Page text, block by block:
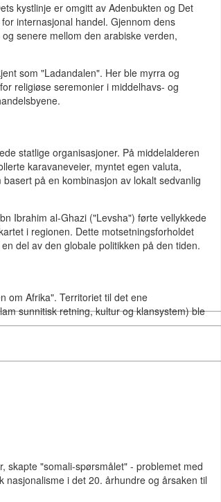
kystlinje er omgitt av Adenbukten og Det
internasjonal handel. Gjennom dens
senere mellom den arabiske verden,
som "Ladandalen". Her ble myrra og
religiøse seremonier i middelhavs- og
statlige organisasjoner. På middelalderen
karavaneveier, myntet egen valuta,
på en kombinasjon av lokalt sedvanlig
Ibrahim al-Ghazi ("Levsha") førte vellykkede
i regionen. Dette motsetningsforholdet
del av den globale politikken på den tiden.
om Afrika". Territoriet til det ene
sunnitisk retning, kultur og klansystem) ble
skapte "somali-spørsmålet" - problemet med
nasjonalisme i det 20. århundre og årsaken til